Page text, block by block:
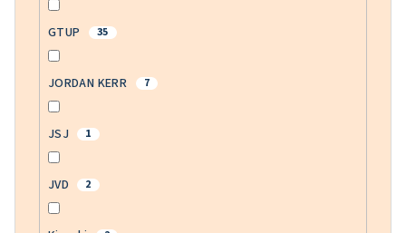
GTUP 35
JORDAN KERR 7
JSJ 1
JVD 2